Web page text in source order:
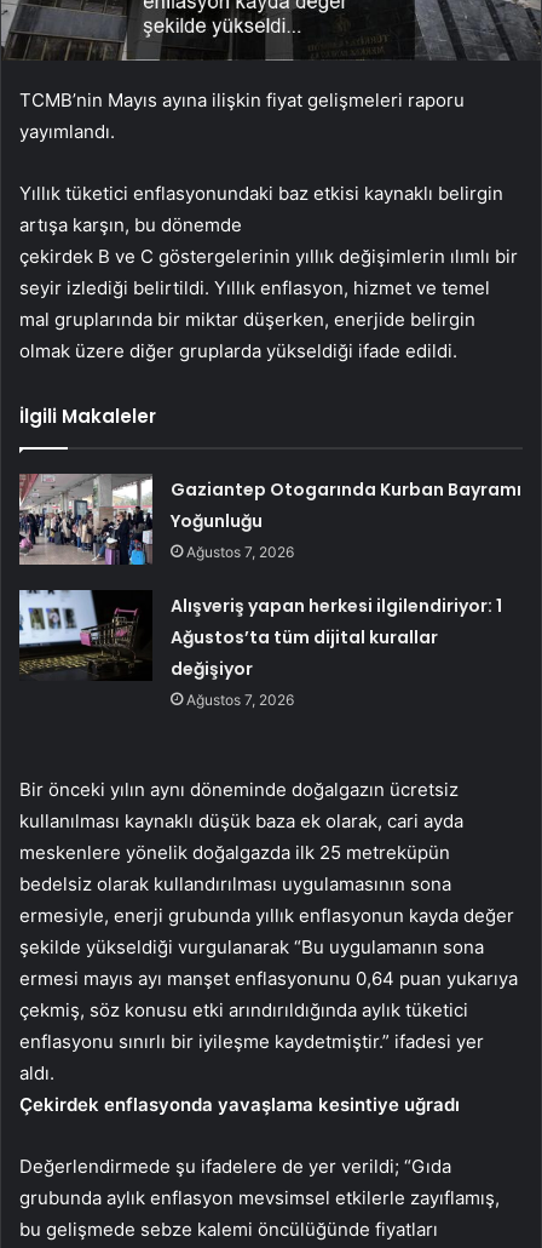
TCMB’nin Mayıs ayına ilişkin fiyat gelişmeleri raporu
yayımlandı.
Yıllık tüketici enflasyonundaki baz etkisi kaynaklı belirgin
artışa karşın, bu dönemde
çekirdek B ve C göstergelerinin yıllık değişimlerin ılımlı bir
seyir izlediği belirtildi. Yıllık enflasyon, hizmet ve temel
mal gruplarında bir miktar düşerken, enerjide belirgin
olmak üzere diğer gruplarda yükseldiği ifade edildi.
İlgili Makaleler
Gaziantep Otogarında Kurban Bayramı
Yoğunluğu
Ağustos 7, 2026
Alışveriş yapan herkesi ilgilendiriyor: 1
Ağustos’ta tüm dijital kurallar
değişiyor
Ağustos 7, 2026
Bir önceki yılın aynı döneminde doğalgazın ücretsiz
kullanılması kaynaklı düşük baza ek olarak, cari ayda
meskenlere yönelik doğalgazda ilk 25 metreküpün
bedelsiz olarak kullandırılması uygulamasının sona
ermesiyle, enerji grubunda yıllık enflasyonun kayda değer
şekilde yükseldiği vurgulanarak “Bu uygulamanın sona
ermesi mayıs ayı manşet enflasyonunu 0,64 puan yukarıya
çekmiş, söz konusu etki arındırıldığında aylık tüketici
enflasyonu sınırlı bir iyileşme kaydetmiştir.” ifadesi yer
aldı.
Çekirdek enflasyonda yavaşlama kesintiye uğradı
Değerlendirmede şu ifadelere de yer verildi; “Gıda
grubunda aylık enflasyon mevsimsel etkilerle zayıflamış,
bu gelişmede sebze kalemi öncülüğünde fiyatları